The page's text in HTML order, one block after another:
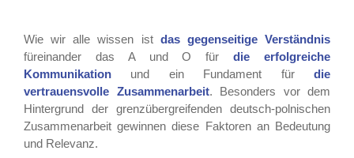
Wie wir alle wissen ist das gegenseitige Verständnis
füreinander das A und O fürdie
erfolgreiche
Kommunikation und ein Fundament für die
vertrauensvolle Zusammenarbeit. Besonders vor dem
Hintergrund der grenzübergreifenden deutsch-polnischen
Zusammenarbeit gewinnen diese Faktoren an Bedeutung
und Relevanz.